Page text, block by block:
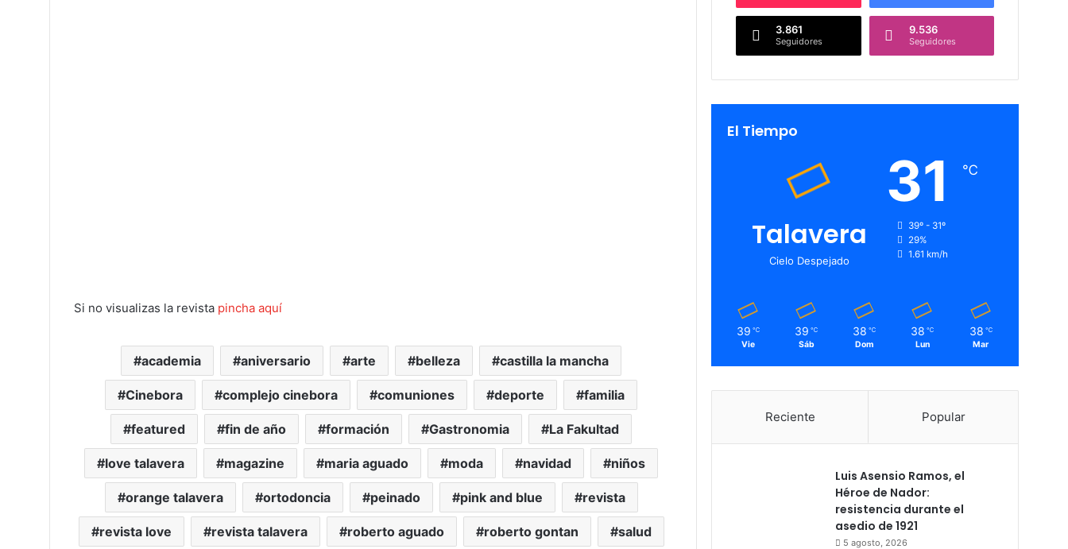
Si no visualizas la revista pincha aquí
academia aniversario arte belleza castilla la mancha
Cinebora complejo cinebora comuniones deporte familia
featured fin de año formación Gastronomia La Fakultad
love talavera magazine maria aguado moda navidad niños
orange talavera ortodoncia peinado pink and blue revista
revista love revista talavera roberto aguado roberto gontan salud
3.861
Seguidores
9.536
Seguidores
El Tiempo
Talavera
Cielo Despejado
31 ℃
39º - 31º
29%
1.61 km/h
39 ℃
Vie
39 ℃
Sáb
38 ℃
Dom
38 ℃
Lun
38 ℃
Mar
Reciente Popular
Luis Asensio Ramos, el
Héroe de Nador:
resistencia durante el
asedio de 1921
5 agosto, 2026